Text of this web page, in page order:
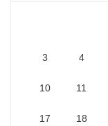
3 4
10 11
17 18